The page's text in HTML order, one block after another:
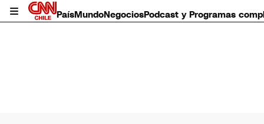
PaísMundoNegociosPodcast y Programas